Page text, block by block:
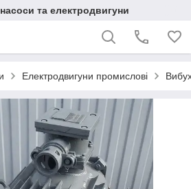
та електродвигуни
Електродвигуни промислові